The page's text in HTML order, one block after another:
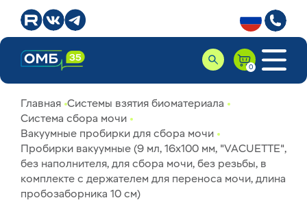
Главная Системы взятия биоматериала
Система сбора мочи
Вакуумные пробирки для сбора мочи
Пробирки вакуумные (9 мл, 16х100 мм, "VACUETTE",
без наполнителя, для сбора мочи, без резьбы, в
комплекте с держателем для переноса мочи, длина
пробозаборника 10 см)